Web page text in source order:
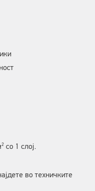
2 со 1 слој.
во техничките